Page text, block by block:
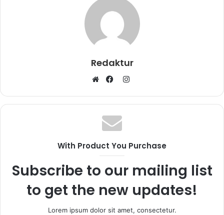
Redaktur
e
b
t
a
c
e
o
k
I
s
r
m
With Product You Purchase
Subscribe to our mailing list
to get the new updates!
Lorem ipsum dolor sit amet, consectetur.